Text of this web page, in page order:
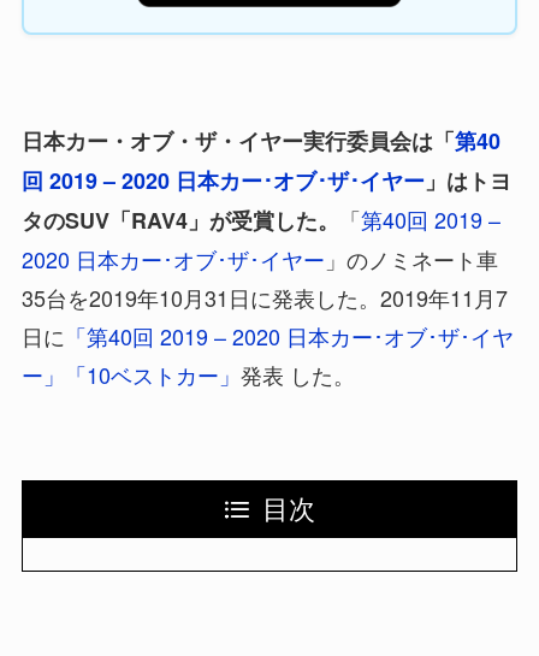
日本カー・オブ・ザ・イヤー実行委員会は「第40
回 2019 – 2020 日本カー･オブ･ザ･イヤー」はトヨ
タのSUV「RAV4」が受賞した。
「第40回 2019 –
2020 日本カー･オブ･ザ･イヤー 」のノミネート車
35台を2019年10月31日に発表した。2019年11月7
日に 「第40回 2019 – 2020 日本カー･オブ･ザ･イヤ
ー」「10ベストカー」 発表 した。
目次